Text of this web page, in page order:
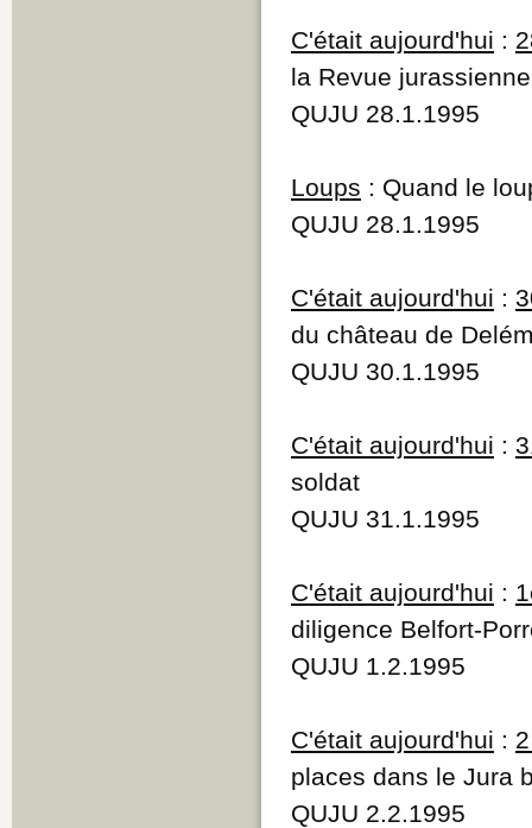
C'était aujourd'hui :
la Revue
QUJU 28.1.1995
Loups : Quand le
QUJU 28.1.1995
C'était aujourd'hui :
du château de
QUJU 30.1.1995
C'était aujourd'hui :
soldat
QUJU 31.1.1995
C'était aujourd'hui :
diligence Belfort-
QUJU 1.2.1995
C'était aujourd'hui :
places dans le Jura
QUJU 2.2.1995